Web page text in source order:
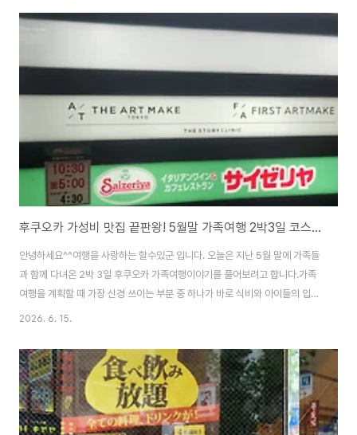
후쿠오카 가성비 맛집 끝판왕! 5월말 가족여행 2박3일 코스로 추천하는 사이제리야 메뉴가격 완벽 정돈
안녕하세요^^여행을 사랑하는 할수있군 입니다. 오늘은 지난 5월 말에 가족들
과 함께 다녀온 2박 3일 후쿠오카 가족여행이야기를 풀어보려고 합니다.가족
여행을 계획할 때 가장 신경 쓰이는 부분 중 하나가 바로 식비와 아이들의 입맛
인데요. 일본 여행은 엔저 영향이 있다고 해도 4인 가족이 매 끼니 유명 맛집만
련입니다.그래서 오늘은 저희 가족이 이번 후쿠오카 2박 3일 여행 중 발견한
그야말로 가성비의 축복이라 부를 만한 대박 패밀리 레스토랑 사이제리야
(Saizeriya)방문 후기를 들려드리려고 합니다.메뉴판을 보는 순간 눈을 의심
하게 만들었던 역대급 가성비와 솔직한 맛 평가까지 지금 바로 시작합니다!1.
후쿠오카 가족여행 필수 코스..
2026. 6. 15.